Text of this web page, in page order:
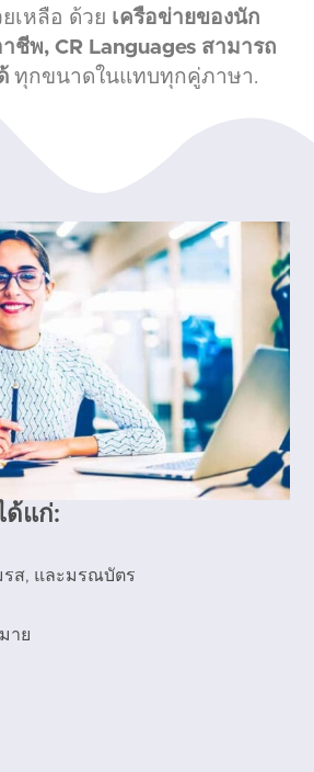
เหลือ ด้วย เครือข่ายของนัก
ชีพ, CR Languages สามารถ
ทุกขนาดในแทบทุกคู่ภาษา.
ด้แก่:
รส, และมรณบัตร
าย